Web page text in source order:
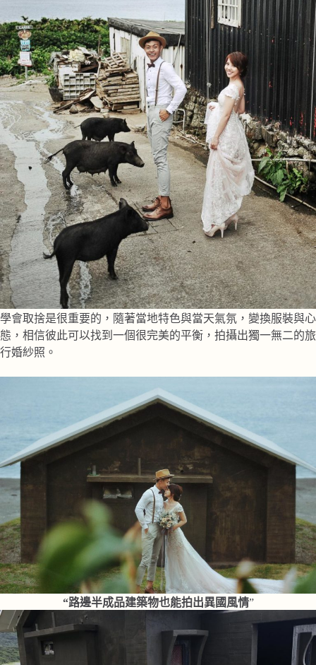
學會取捨是很重要的，隨著當地特色與當天氣氛，變換服裝與心
態，相信彼此可以找到一個很完美的平衡，拍攝出獨一無二的旅
行婚紗照。
“路邊半成品建築物也能拍出異國風情”